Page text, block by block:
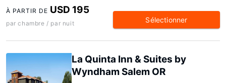
À PARTIR DE USD 195
par chambre / par nuit Sélectionner
La Quinta Inn & Suites by
Wyndham Salem OR